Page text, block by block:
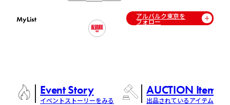
MyList アルバルク東京を
フォロー
Event Story
イベントストーリーをみる
AUCTION Items
出品されているアイテム